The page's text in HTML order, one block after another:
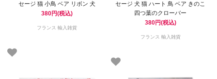
セージ 猫 小鳥 ベア リボン 犬
380円(税込)
フランス 輸入雑貨
セージ 犬 猫 ハート 鳥 ベア きのこ
四つ葉のクローバー
380円(税込)
フランス 輸入雑貨